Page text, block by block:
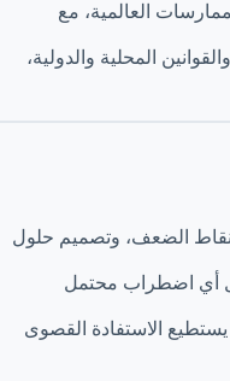
العالمية، مع
المحلية والدولية،
نقاط الضعف، وتصميم حلول
أي اضطراب محتمل
الاستفادة القصوى